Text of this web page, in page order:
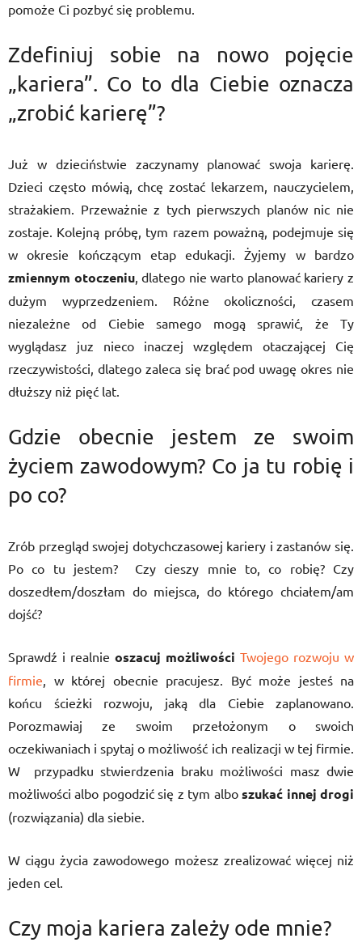
pomoże Ci pozbyć się problemu.
Zdefiniuj sobie na nowo pojęcie
„kariera”. Co to dla Ciebie oznacza
„zrobić karierę”?
Już w dzieciństwie zaczynamy planować swoja karierę.
Dzieci często mówią, chcę zostać lekarzem, nauczycielem,
strażakiem. Przeważnie z tych pierwszych planów nic nie
zostaje. Kolejną próbę, tym razem poważną, podejmuje się
w okresie kończącym etap edukacji. Żyjemy w bardzo
zmiennym otoczeniu, dlatego nie warto planować kariery z
dużym wyprzedzeniem. Różne okoliczności, czasem
niezależne od Ciebie samego mogą sprawić, że Ty
wyglądasz juz nieco inaczej względem otaczającej Cię
rzeczywistości, dlatego zaleca się brać pod uwagę okres nie
dłuższy niż pięć lat.
Gdzie obecnie jestem ze swoim
życiem zawodowym? Co ja tu robię i
po co?
Zrób przegląd swojej dotychczasowej kariery i zastanów się.
Po co tu jestem? Czy cieszy mnie to, co robię? Czy
doszedłem/doszłam do miejsca, do którego chciałem/am
dojść?
Sprawdź i realnie oszacuj możliwości Twojego rozwoju w
firmie, w której obecnie pracujesz. Być może jesteś na
końcu ścieżki rozwoju, jaką dla Ciebie zaplanowano.
Porozmawiaj ze swoim przełożonym o swoich
oczekiwaniach i spytaj o możliwość ich realizacji w tej firmie.
W przypadku stwierdzenia braku możliwości masz dwie
możliwości albo pogodzić się z tym alboszukać innej drogi
(rozwiązania) dla siebie.
W ciągu życia zawodowego możesz zrealizować więcej niż
jeden cel.
Czy moja kariera zależy ode mnie?